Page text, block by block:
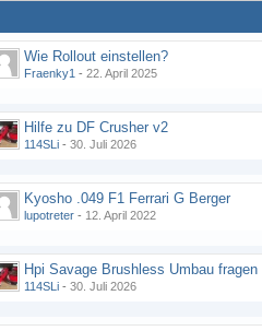
Wie Rollout einstellen?
Fraenky1 - 22. April 2025
Hilfe zu DF Crusher v2
114SLi - 30. Juli 2026
Kyosho .049 F1 Ferrari G Berger
lupotreter - 12. April 2022
Hpi Savage Brushless Umbau fragen
114SLi - 30. Juli 2026